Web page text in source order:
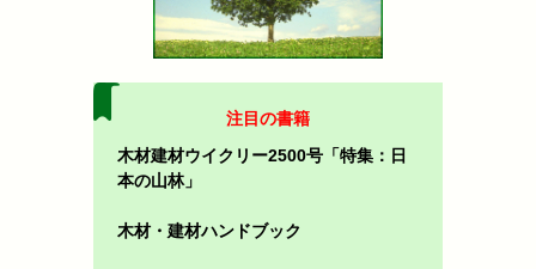
注目の書籍
木材建材ウイクリー2500号「特集：日
本の山林」
木材・建材ハンドブック